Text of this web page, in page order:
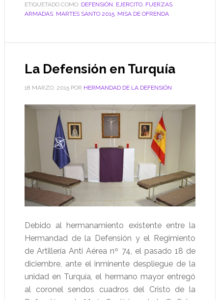
ETIQUETADO COMO: DEFENSIÓN, EJERCITO, FUERZAS
ARMADAS, MARTES SANTO 2015, MISA DE OFRENDA
La Defensión en Turquía
18 MARZO, 2015POR HERMANDAD DE LA DEFENSIÓN
Debido al hermanamiento existente entre la
Hermandad de la Defensión y el Regimiento
de Artillería Anti Aérea nº 74, el pasado 18 de
diciembre, ante el inminente despliegue de la
unidad en Turquía, el hermano mayor entregó
al coronel sendos cuadros del Cristo de la